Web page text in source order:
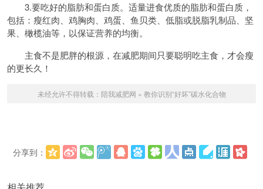
3.要吃好的脂肪和蛋白质。适量进食优质的脂肪和蛋白质，
包括：瘦红肉、鸡胸肉、鸡蛋、鱼贝类、低脂或脱脂乳制品、坚
果、橄榄油等，以保证营养的均衡。
主食不是肥胖的根源，在减肥期间只要聪明吃主食，才会瘦
的更长久！
未经允许不得转载： 陪我减肥网 » 教你识别“好坏”碳水化合物
分享到：